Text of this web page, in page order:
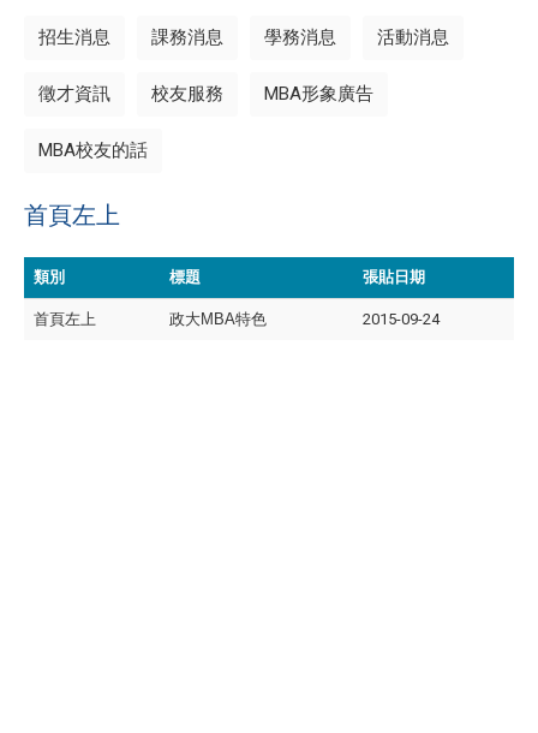
招生消息 課務消息 學務消息 活動消息
徵才資訊 校友服務 MBA形象廣告
MBA校友的話
首頁左上
類別 標題 張貼日期
首頁左上 政大MBA特色 2015-09-24